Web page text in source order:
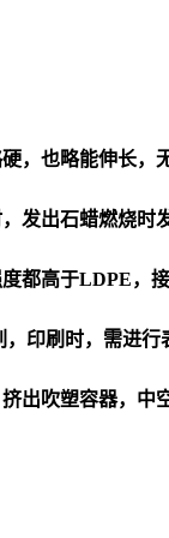
，也略能伸长，
发出石蜡燃烧时
都高于LDPE，
，印刷时，需进行
出吹塑容器，中